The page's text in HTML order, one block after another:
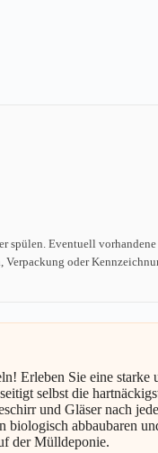
spülen. Eventuell vorhandene
oder
Erleben Sie eine starke
selbst die
und Gläser nach
biologisch abbaubaren
der Mülldeponie.